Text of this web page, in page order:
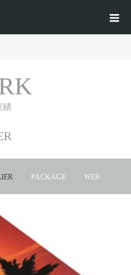
績
PACKAGE WEB